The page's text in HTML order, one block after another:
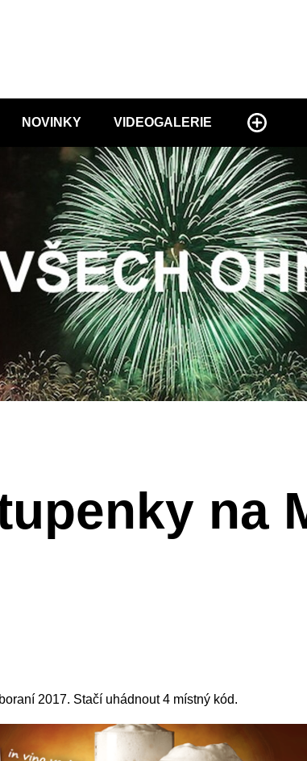
NOVINKY VIDEOGALERIE
na
2017. Stačí uhádnout 4 místný kód.